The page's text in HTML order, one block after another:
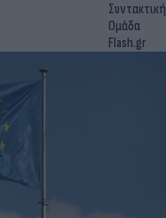
Συντακτική
Ομάδα
Flash.gr